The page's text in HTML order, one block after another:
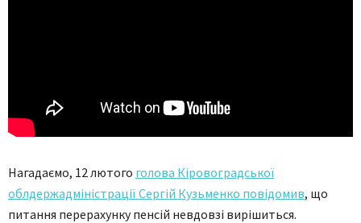
Нагадаємо, 12 лютого голова Кіровоградської
облдержадміністрації Сергій Кузьменко повідомив, що
питання перерахунку пенсій невдовзі вирішиться.